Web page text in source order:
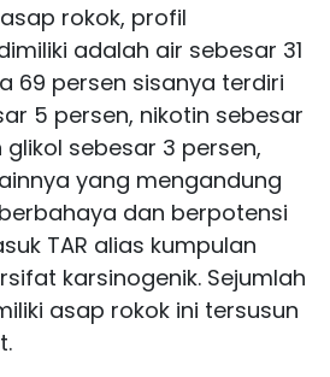
rokok, profil
adalah air sebesar 31
69 persen sisanya terdiri
5 persen, nikotin sebesar
sebesar 3 persen,
yang mengandung
dan berpotensi
TAR alias kumpulan
karsinogenik. Sejumlah
asap rokok ini tersusun